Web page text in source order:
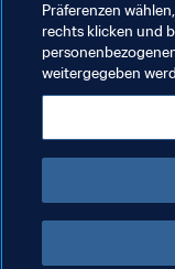
[[flag-ita-xs]]
Ortszeit)
Spiel um Platz 3,
[[flag-rus-xs]]
Präferenzen
rechts klicken und
weitergegeben